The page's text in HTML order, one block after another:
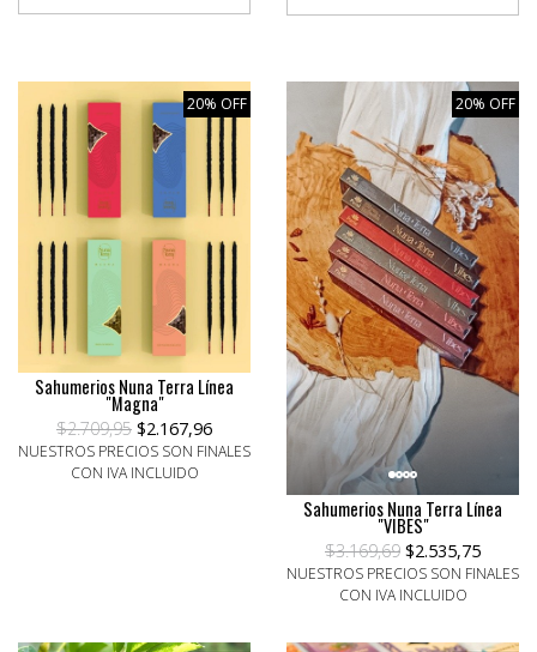
20% OFF
Sahumerios Nuna Terra Línea
"Magna"
$2.709,95 $2.167,96
NUESTROS PRECIOS SON FINALES
CON IVA INCLUIDO
20% OFF
Sahumerios Nuna Terra Línea
"VIBES"
$3.169,69 $2.535,75
NUESTROS PRECIOS SON FINALES
CON IVA INCLUIDO